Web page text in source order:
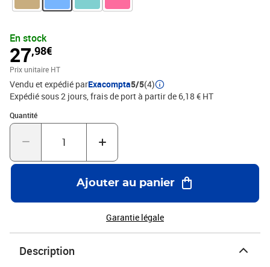
corbeilles pour une identification aisée des documents
fabriquées en plastique recyclé issues des déchets ménagers et
sont ainsi certifiées Ange Bleu. Garantie 25 ans
En stock
27,98€
Prix unitaire HT
Vendu et expédié parExacompta5/5(4)
Expédié sous 2 jours, frais de port à partir de 6,18 € HT
Quantité
Quantité : 1
Ajouter au panier
Garantie légale
Description